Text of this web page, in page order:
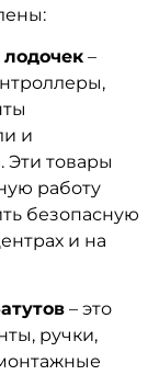
–
и
товары
работу
безопасную
и на
– это
ручки,